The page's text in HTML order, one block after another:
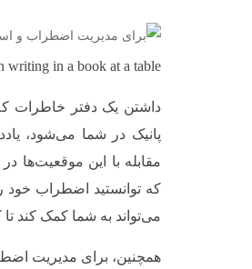
writing in a book at a table
داشتن یک دفتر خاطرات
پانیک در شما می‌شود،
مقابله با این موقعیت‌ها
که توانستید اضطراب خود
می‌تواند به شما کمک کند
همچنین، برای مدیریت